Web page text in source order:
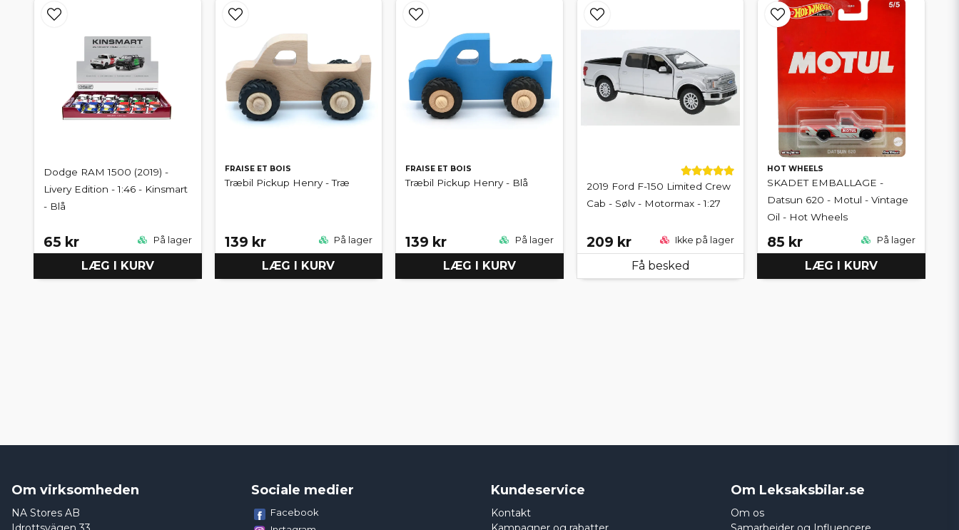
Dodge RAM 1500 (2019) -
Livery Edition - 1:46 - Kinsmart
- Blå
65 kr På lager
LÆG I KURV
FRAISE ET BOIS
Træbil Pickup Henry - Træ
139 kr På lager
LÆG I KURV
FRAISE ET BOIS
Træbil Pickup Henry - Blå
139 kr På lager
LÆG I KURV
2019 Ford F-150 Limited Crew
Cab - Sølv - Motormax - 1:27
209 kr Ikke på lager
Få besked
HOT WHEELS
SKADET EMBALLAGE -
Datsun 620 - Motul - Vintage
Oil - Hot Wheels
85 kr På lager
LÆG I KURV
Om virksomheden
NA Stores AB
Sociale medier
Facebook
Kundeservice
Kontakt
Om Leksaksbilar.se
Om os